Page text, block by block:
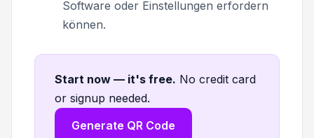
Software oder Einstellungen erfordern
können.
Start now — it's free. No credit card
or signup needed.
Generate QR Code